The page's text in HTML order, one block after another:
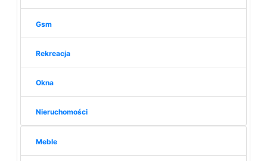
Gsm
Rekreacja
Okna
Nieruchomości
Meble